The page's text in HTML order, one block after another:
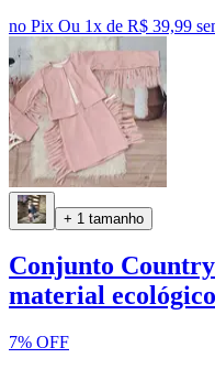
no Pix Ou 1x de R$ 39,99
+ 1 tamanho
Conjunto
material ecológico
7% OFF